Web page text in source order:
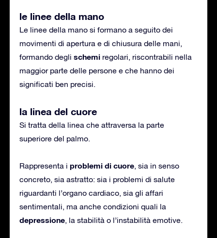
le linee della mano
Le linee della mano si formano a seguito dei
movimenti di apertura e di chiusura delle mani,
formando degli schemi regolari, riscontrabili nella
maggior parte delle persone e che hanno dei
significati ben precisi.
la linea del cuore
Si tratta della linea che attraversa la parte
superiore del palmo.
Rappresenta i problemi di cuore, sia in senso
concreto, sia astratto: sia i problemi di salute
riguardanti l’organo cardiaco, sia gli affari
sentimentali, ma anche condizioni quali la
depressione, la stabilità o l’instabilità emotive.